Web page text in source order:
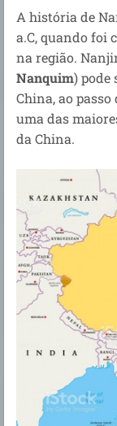
A história de
a.C, quando foi
na região.
Nanquim) pode
China, ao passo
uma das
da China.